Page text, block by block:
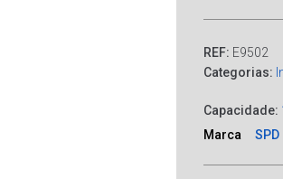
REF: E9502
Categorias:
Capacidade:
Marca
SPD